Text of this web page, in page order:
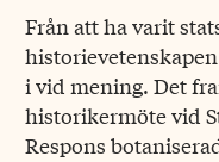
Från att ha varit
i vid mening. Det
historikermöte vid
Respons